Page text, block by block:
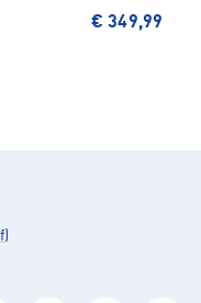
€ 349,99